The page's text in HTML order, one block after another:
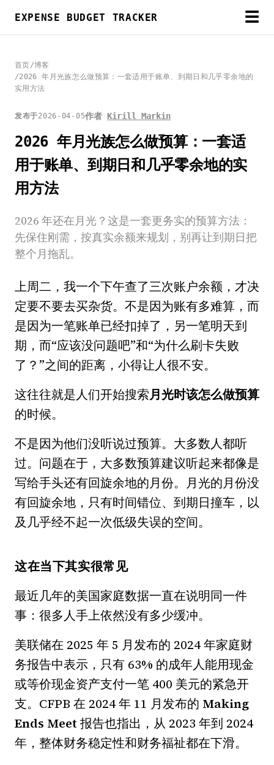
EXPENSE BUDGET TRACKER ☰
首页/博客
/2026 年月光族怎么做预算：一套适用于账单、到期日和几乎零余地的
实用方法
发布于2026-04-05作者 Kirill Markin
2026 年月光族怎么做预算：一套适
用于账单、到期日和几乎零余地的实
用方法
2026 年还在月光？这是一套更务实的预算方法：
先保住刚需，按真实余额来规划，别再让到期日把
整个月拖乱。
上周二，我一个下午查了三次账户余额，才决
定要不要去买杂货。不是因为账有多难算，而
是因为一笔账单已经扣掉了，另一笔明天到
期，而“应该没问题吧”和“为什么刷卡失败
了？”之间的距离，小得让人很不安。
这往往就是人们开始搜索月光时该怎么做预算
的时候。
不是因为他们没听说过预算。大多数人都听
过。问题在于，大多数预算建议听起来都像是
写给手头还有回旋余地的月份。月光的月份没
有回旋余地，只有时间错位、到期日撞车，以
及几乎经不起一次低级失误的空间。
这在当下其实很常见
最近几年的美国家庭数据一直在说明同一件
事：很多人手上依然没有多少缓冲。
美联储在 2025 年 5 月发布的 2024 年家庭财
务报告中表示，只有 63% 的成年人能用现金
或等价现金资产支付一笔 400 美元的紧急开
支。CFPB 在 2024 年 11 月发布的 Making
Ends Meet 报告也指出，从 2023 年到 2024
年，整体财务稳定性和财务福祉都在下滑。